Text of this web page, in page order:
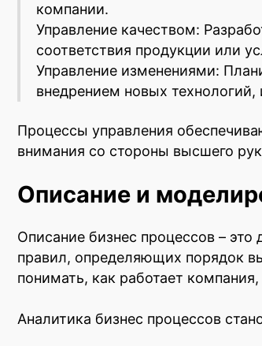
компании.
Управление качеством:
соответствия продукции или
Управление изменениями:
внедрением новых
Процессы управления
внимания со стороны высшего
Описание и
Описание бизнес процессов –
правил, определяющих порядок
понимать, как работает
Аналитика бизнес процессов